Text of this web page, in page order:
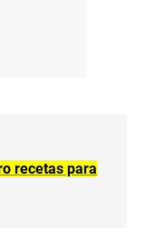
recetas para